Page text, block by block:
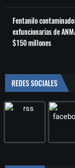
Fentanilo
exfuncionarias de
$150 millones
REDES SOCIALES